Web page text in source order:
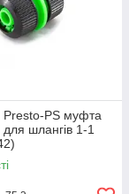
Presto-PS муфта
для шлангів 1-1